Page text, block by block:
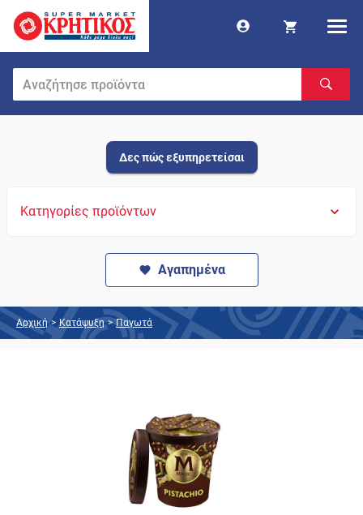
Δες πώς εξυπηρετείσαι
Κατηγορίες προϊόντων
Αγαπημένα
Αρχική > Κατάψυξη > Παγωτά